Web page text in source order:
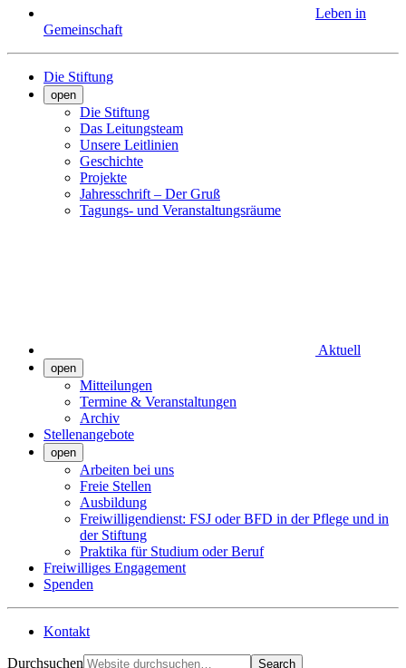
Leben in
Gemeinschaft
Die Stiftung
open
Die Stiftung
Das Leitungsteam
Unsere Leitlinien
Geschichte
Projekte
Jahresschrift – Der Gruß
Tagungs- und Veranstaltungsräume
Aktuell
open
Mitteilungen
Termine & Veranstaltungen
Archiv
Stellenangebote
open
Arbeiten bei uns
Freie Stellen
Ausbildung
Freiwilligendienst: FSJ oder BFD in der Pflege und in
der Stiftung
Praktika für Studium oder Beruf
Freiwilliges Engagement
Spenden
Kontakt
Durchsuchen Search